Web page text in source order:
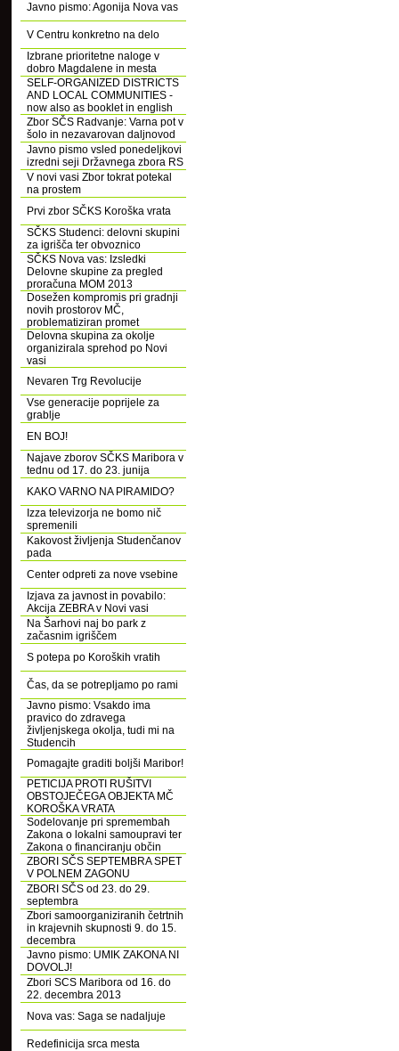
Javno pismo: Agonija Nova vas
V Centru konkretno na delo
Izbrane prioritetne naloge v
dobro Magdalene in mesta
SELF-ORGANIZED DISTRICTS
AND LOCAL COMMUNITIES -
now also as booklet in english
Zbor SČS Radvanje: Varna pot v
šolo in nezavarovan daljnovod
Javno pismo vsled ponedeljkovi
izredni seji Državnega zbora RS
V novi vasi Zbor tokrat potekal
na prostem
Prvi zbor SČKS Koroška vrata
SČKS Studenci: delovni skupini
za igrišča ter obvoznico
SČKS Nova vas: Izsledki
Delovne skupine za pregled
proračuna MOM 2013
Dosežen kompromis pri gradnji
novih prostorov MČ,
problematiziran promet
Delovna skupina za okolje
organizirala sprehod po Novi
vasi
Nevaren Trg Revolucije
Vse generacije poprijele za
grablje
EN BOJ!
Najave zborov SČKS Maribora v
tednu od 17. do 23. junija
KAKO VARNO NA PIRAMIDO?
Izza televizorja ne bomo nič
spremenili
Kakovost življenja Studenčanov
pada
Center odpreti za nove vsebine
Izjava za javnost in povabilo:
Akcija ZEBRA v Novi vasi
Na Šarhovi naj bo park z
začasnim igriščem
S potepa po Koroških vratih
Čas, da se potrepljamo po rami
Javno pismo: Vsakdo ima
pravico do zdravega
življenjskega okolja, tudi mi na
Studencih
Pomagajte graditi boljši Maribor!
PETICIJA PROTI RUŠITVI
OBSTOJEČEGA OBJEKTA MČ
KOROŠKA VRATA
Sodelovanje pri spremembah
Zakona o lokalni samoupravi ter
Zakona o financiranju občin
ZBORI SČS SEPTEMBRA SPET
V POLNEM ZAGONU
ZBORI SČS od 23. do 29.
septembra
Zbori samoorganiziranih četrtnih
in krajevnih skupnosti 9. do 15.
decembra
Javno pismo: UMIK ZAKONA NI
DOVOLJ!
Zbori SCS Maribora od 16. do
22. decembra 2013
Nova vas: Saga se nadaljuje
Redefinicija srca mesta